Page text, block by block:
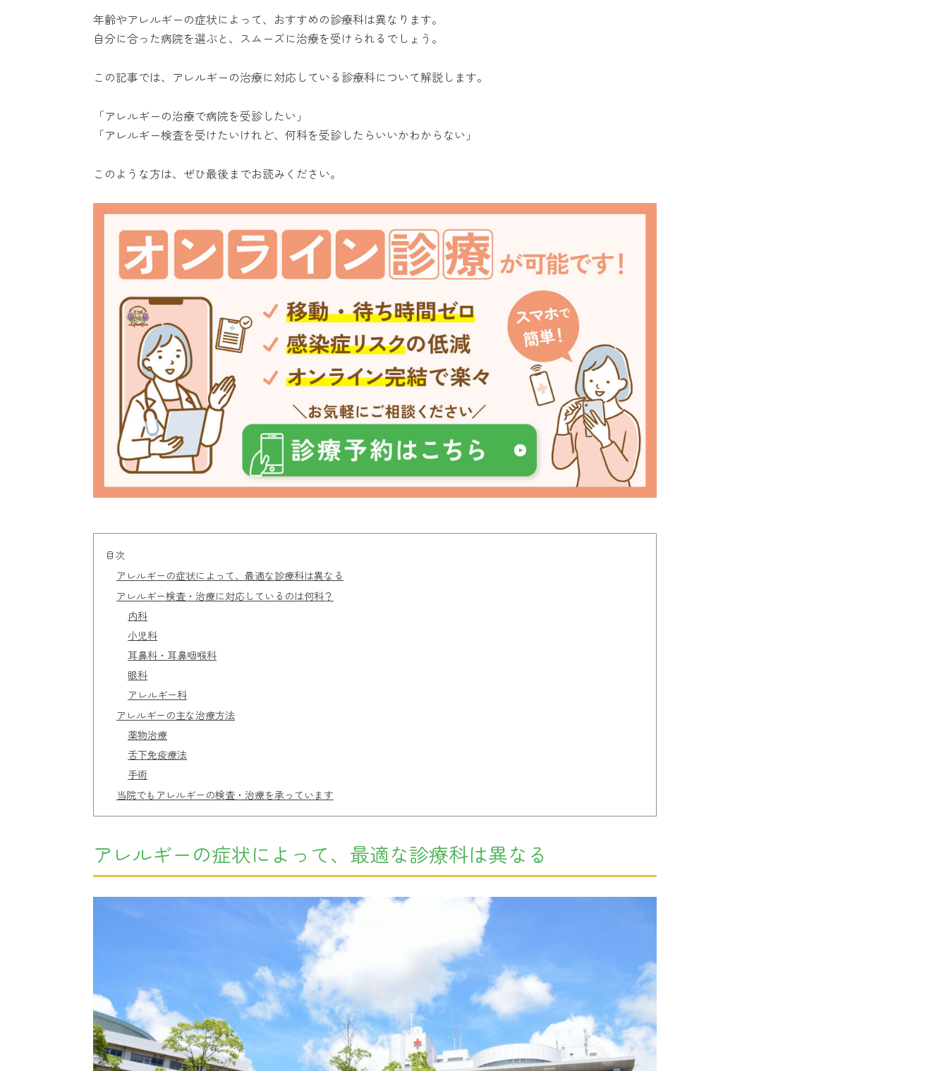
年齢やアレルギーの症状によって、おすすめの診療科は異なります。
自分に合った病院を選ぶと、スムーズに治療を受けられるでしょう。
この記事では、アレルギーの治療に対応している診療科について解説します。
「アレルギーの治療で病院を受診したい」
「アレルギー検査を受けたいけれど、何科を受診したらいいかわからない」
このような方は、ぜひ最後までお読みください。
目次
アレルギーの症状によって、最適な診療科は異なる
アレルギー検査・治療に対応しているのは何科？
内科
小児科
耳鼻科・耳鼻咽喉科
眼科
アレルギー科
アレルギーの主な治療方法
薬物治療
舌下免疫療法
手術
当院でもアレルギーの検査・治療を承っています
アレルギーの症状によって、最適な診療科は異なる